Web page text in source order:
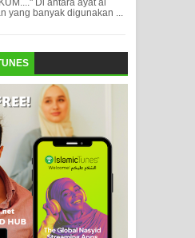
Di antara ayat al
yang banyak digunakan ...